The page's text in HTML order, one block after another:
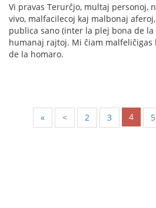
Vi pravas Terurĉjo, multaj personoj,
vivo, malfacilecoj kaj malbonaj
publica sano (inter la plej bona de la
humanaj rajtoj. Mi ĉiam
de la homaro.
« < 2 3 4 5